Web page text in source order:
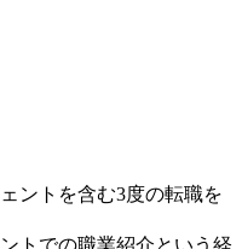
ントを含む3度の転職を
トでの職業紹介という経